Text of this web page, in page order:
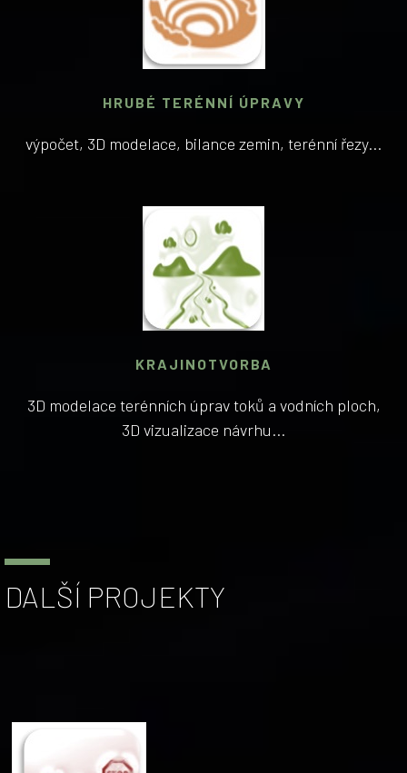
HRUBÉ TERÉNNÍ ÚPRAVY
výpočet, 3D modelace, bilance zemin, terénní řezy...
KRAJINOTVORBA
3D modelace terénních úprav toků a vodních ploch,
3D vizualizace návrhu...
DALŠÍ PROJEKTY